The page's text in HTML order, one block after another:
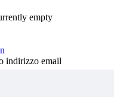
empty
indirizzo email